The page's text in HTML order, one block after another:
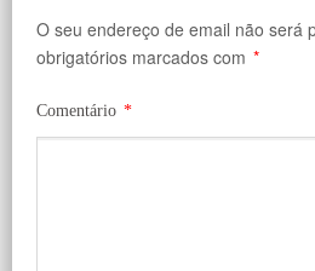
O seu endereço de email não será
obrigatórios marcados com *
Comentário *